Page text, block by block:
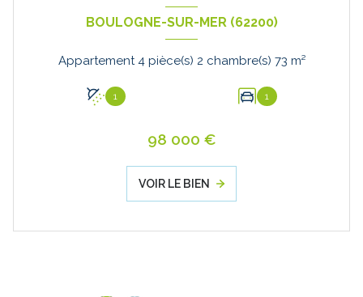
BOULOGNE-SUR-MER (62200)
Appartement 4 pièce(s) 2 chambre(s) 73 m²
1 1
98 000 €
VOIR LE BIEN